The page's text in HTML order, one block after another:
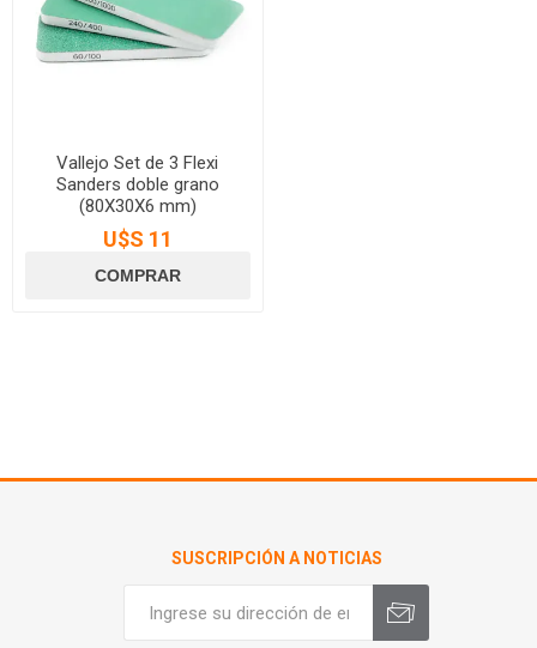
Vallejo Set de 3 Flexi
Sanders doble grano
(80X30X6 mm)
U$S 11
SUSCRIPCIÓN A NOTICIAS